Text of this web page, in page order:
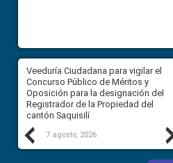
Previous
Veeduría Ciudadana para vigilar el
Concurso Público de Méritos y
Oposición para la designación del
Registrador de la Propiedad del
cantón Saquisilí
7 agosto, 2026